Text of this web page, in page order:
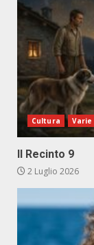
Cultura Varie
Il Recinto 9
2 Luglio 2026